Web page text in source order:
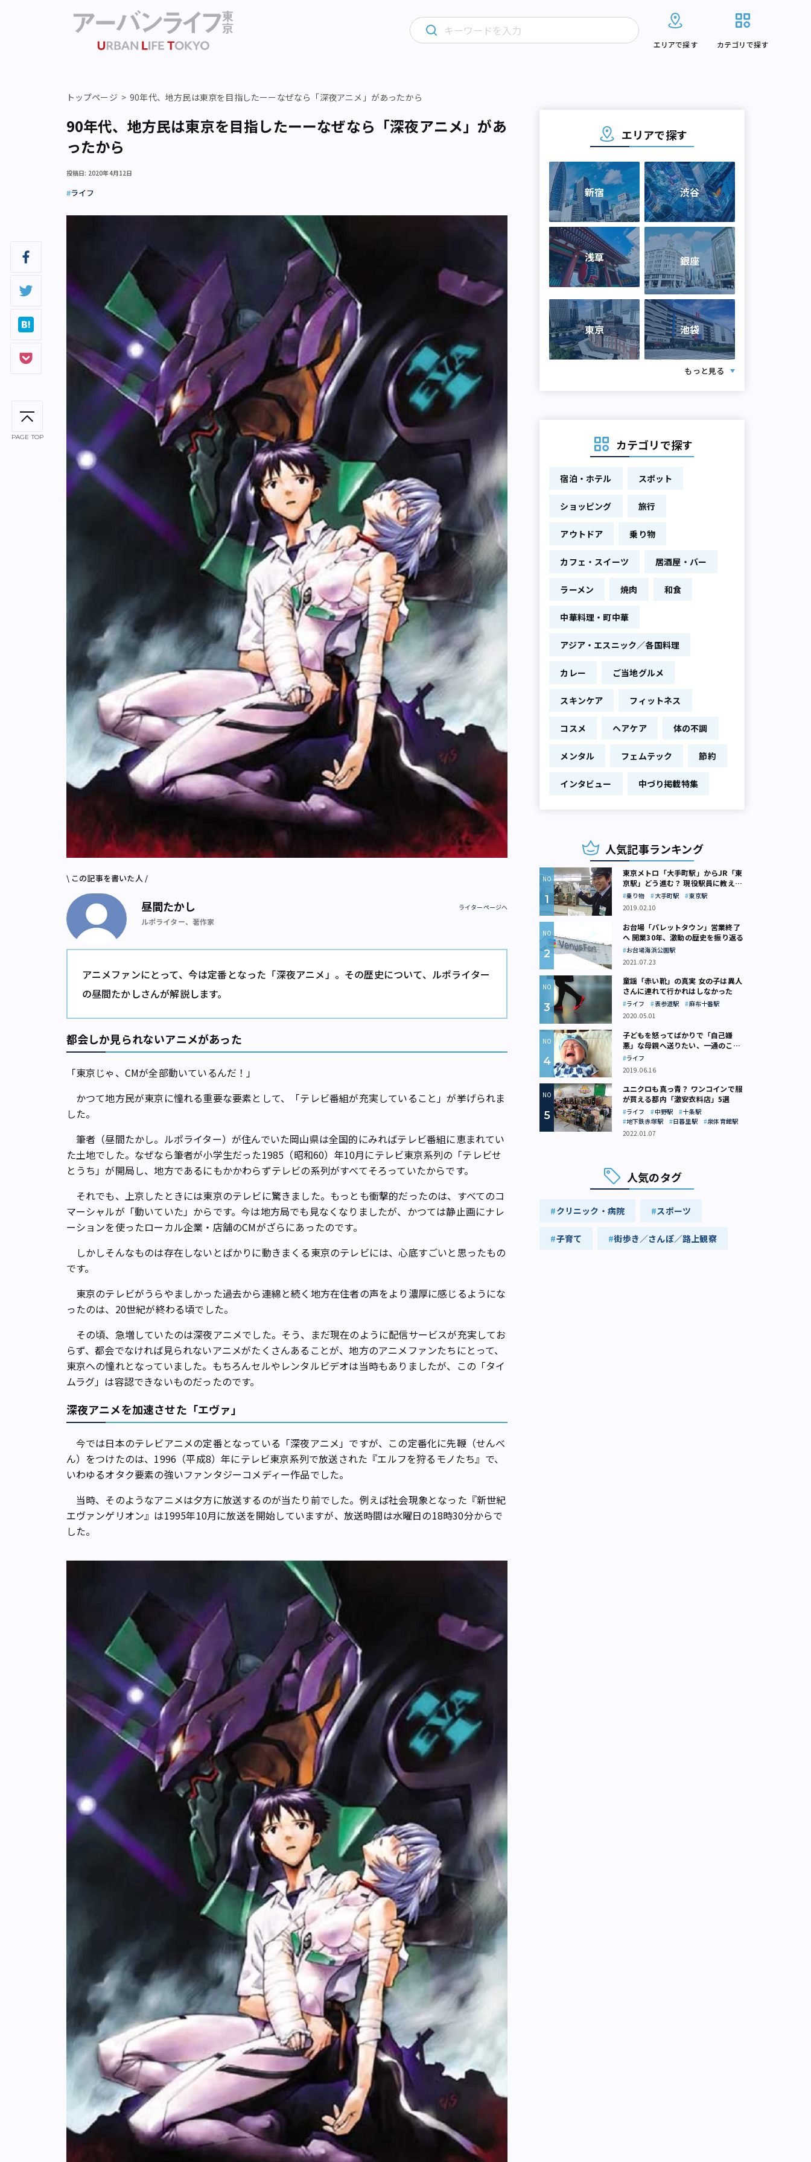
エリアで探す カテゴリで探す
PAGE TOP
トップページ 90年代、地方民は東京を目指したーーなぜなら「深夜アニメ」があったから
90年代、地方民は東京を目指したーーなぜなら「深夜アニメ」があ
ったから
投稿日: 2020年4月12日
ライフ
\ この記事を書いた人 /
昼間たかし
ルポライター、著作家
ライターページへ
アニメファンにとって、今は定番となった「深夜アニメ」。その歴史について、ルポライター
の昼間たかしさんが解説します。
都会しか見られないアニメがあった
「東京じゃ、CMが全部動いているんだ！」
かつて地方民が東京に憧れる重要な要素として、「テレビ番組が充実していること」が挙げられま
した。
筆者（昼間たかし。ルポライター）が住んでいた岡山県は全国的にみればテレビ番組に恵まれてい
た土地でした。なぜなら筆者が小学生だった1985（昭和60）年10月にテレビ東京系列の「テレビせ
とうち」が開局し、地方であるにもかかわらずテレビの系列がすべてそろっていたからです。
それでも、上京したときには東京のテレビに驚きました。もっとも衝撃的だったのは、すべてのコ
マーシャルが「動いていた」からです。今は地方局でも見なくなりましたが、かつては静止画にナレ
ーションを使ったローカル企業・店舗のCMがざらにあったのです。
しかしそんなものは存在しないとばかりに動きまくる東京のテレビには、心底すごいと思ったもの
です。
東京のテレビがうらやましかった過去から連綿と続く地方在住者の声をより濃厚に感じるようにな
ったのは、20世紀が終わる頃でした。
その頃、急増していたのは深夜アニメでした。そう、まだ現在のように配信サービスが充実してお
らず、都会でなければ見られないアニメがたくさんあることが、地方のアニメファンたちにとって、
東京への憧れとなっていました。もちろんセルやレンタルビデオは当時もありましたが、この「タイ
ムラグ」は容認できないものだったのです。
深夜アニメを加速させた「エヴァ」
今では日本のテレビアニメの定番となっている「深夜アニメ」ですが、この定番化に先鞭（せんべ
ん）をつけたのは、1996（平成8）年にテレビ東京系列で放送された『エルフを狩るモノたち』で、
いわゆるオタク要素の強いファンタジーコメディー作品でした。
当時、そのようなアニメは夕方に放送するのが当たり前でした。例えば社会現象となった『新世紀
エヴァンゲリオン』は1995年10月に放送を開始していますが、放送時間は水曜日の18時30分からで
した。
エリアで探す
新宿 渋谷
浅草 銀座
東京 池袋
もっと見る
カテゴリで探す
宿泊・ホテル スポット
ショッピング 旅行
アウトドア 乗り物
カフェ・スイーツ 居酒屋・バー
ラーメン 焼肉 和食
中華料理・町中華
アジア・エスニック／各国料理
カレー ご当地グルメ
スキンケア フィットネス
コスメ ヘアケア 体の不調
メンタル フェムテック 節約
インタビュー 中づり掲載特集
人気記事ランキング
東京メトロ「大手町駅」からJR「東
京駅」どう進む？ 現役駅員に教えて
もらいました
乗り物 大手町駅
東京駅
2019.02.10
お台場「パレットタウン」営業終了
へ 開業30年、激動の歴史を振り返る
お台場海浜公園駅
2021.07.23
童謡「赤い靴」の真実 女の子は異人
さんに連れて行かれはしなかった
ライフ 表参道駅
麻布十番駅
2020.05.01
子どもを怒ってばかりで「自己嫌
悪」な母親へ送りたい、一通のここ
ろの処方箋
ライフ
2019.06.16
ユニクロも真っ青？ ワンコインで服
が買える都内「激安衣料店」5選
ライフ 中野駅
十条駅
地下鉄赤塚駅
日暮里駅
泉体育館駅
2022.01.07
人気のタグ
クリニック・病院 スポーツ
子育て 街歩き／さんぽ／路上観察